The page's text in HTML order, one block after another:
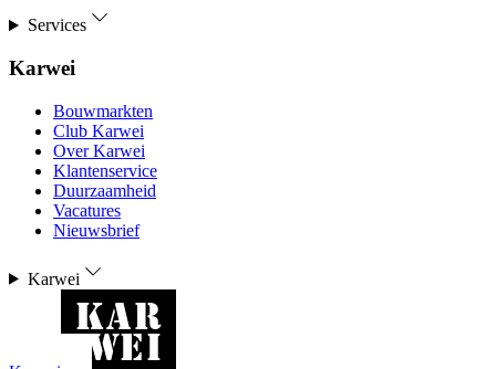
Services
Karwei
Bouwmarkten
Club Karwei
Over Karwei
Klantenservice
Duurzaamheid
Vacatures
Nieuwsbrief
Karwei